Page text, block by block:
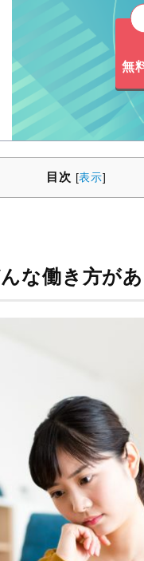
無
目次 [表示]
な働き方があ